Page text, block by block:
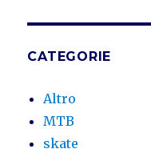
CATEGORIE
Altro
MTB
skate